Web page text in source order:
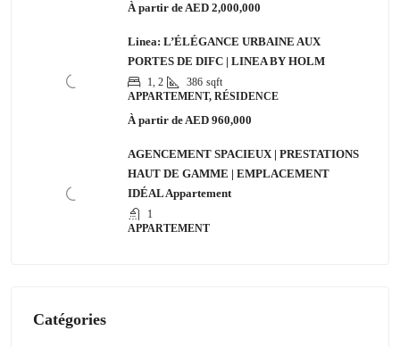
À partir de AED 2,000,000
Linea: L’ÉLÉGANCE URBAINE AUX
PORTES DE DIFC | LINEA BY HOLM
1, 2 386 sqft
APPARTEMENT, RÉSIDENCE
À partir de AED 960,000
AGENCEMENT SPACIEUX | PRESTATIONS
HAUT DE GAMME | EMPLACEMENT
IDÉAL Appartement
1
APPARTEMENT
Catégories